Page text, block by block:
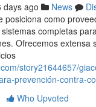
days ago News
posiciona como
completas
Ofrecemos extensa
story21644657/
prevención-contra-
Who Upvoted